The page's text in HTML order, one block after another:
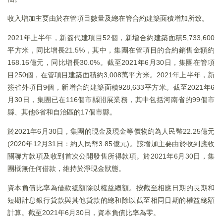
收入增加主要由於在管項目數量及總在管合約建築面積增加所致。
2021年上半年，新簽代建項目52個，新增合約建築面積5,733,600
平方米，同比增長21.5%，其中，集團在管項目的合約銷售金額約
168.16億元，同比增長30.0%。截至2021年6月30日，集團在管項
目250個，在管項目建築面積約3,008萬平方米。2021年上半年，新
簽省外項目9個，新增合約建築面積928,633平方米。截至2021年6
月30日，集團已在116個市縣開展業務，其中包括河南省的99個市
縣、其他6省和自治區的17個市縣。
於2021年6月30日，集團的現金及現金等價物約為人民幣22.25億元
(2020年12月31日：約人民幣3.85億元)。該增加主要由於收到應收
關聯方款項及收到首次公開發售所得款項。於2021年6月30日，集
團概無任何借款，維持於淨現金狀態。
資本負債比率為借款總額除以權益總額。按截至相應日期的長期和
短期計息銀行貸款與其他貸款的總和除以截至相同日期的權益總額
計算。截至2021年6月30日，資本負債比率為零。